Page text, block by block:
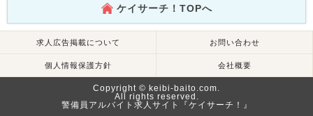
ケイサーチ！TOPへ
求人広告掲載について お問い合わせ
個人情報保護方針 会社概要
Copyright © keibi-baito.com.
All rights reserved.
警備員アルバイト求人サイト『ケイサーチ！』